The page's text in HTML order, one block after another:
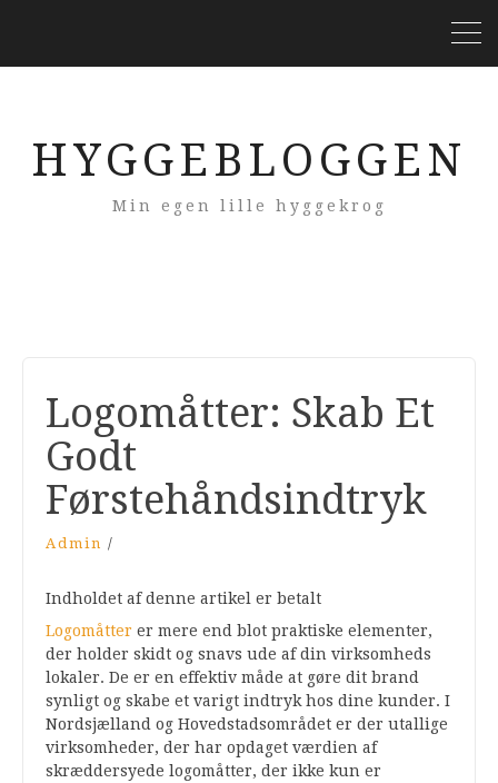
HYGGEBLOGGEN
Min egen lille hyggekrog
Logomåtter: Skab Et
Godt
Førstehåndsindtryk
Admin /
Indholdet af denne artikel er betalt
Logomåtter er mere end blot praktiske elementer,
der holder skidt og snavs ude af din virksomheds
lokaler. De er en effektiv måde at gøre dit brand
synligt og skabe et varigt indtryk hos dine kunder. I
Nordsjælland og Hovedstadsområdet er der utallige
virksomheder, der har opdaget værdien af
skræddersyede logomåtter, der ikke kun er